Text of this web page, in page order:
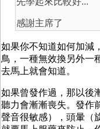
感謝主席了
如果你不知道如何加減
鳥，一種無效換另外一
去馬上就會知道。
如果曾發作過，那以後
聽力會漸漸喪失。發作
聲音很敏感），頭暈（